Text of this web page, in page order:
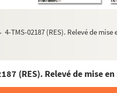
4-TMS-02187 (RES). Relevé de mise
(RES). Relevé de mise en
Augustine Leriche. Pour
La préférée : pièce en 3
Le premier lit : comédie en 3